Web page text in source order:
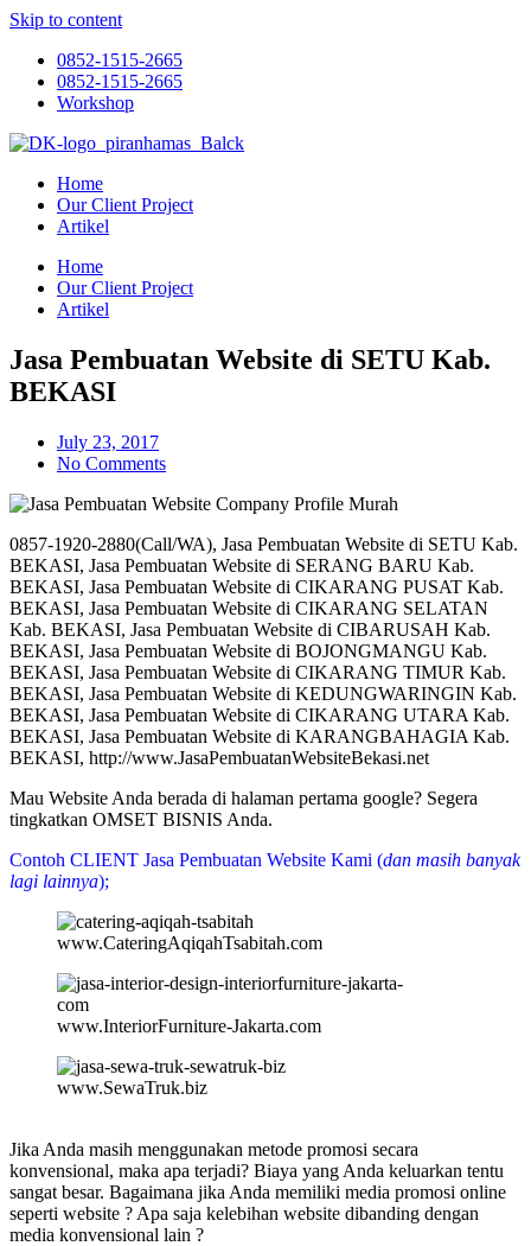
Skip to content
0852-1515-2665
0852-1515-2665
Workshop
Home
Our Client Project
Artikel
Home
Our Client Project
Artikel
Jasa Pembuatan Website di SETU Kab.
BEKASI
July 23, 2017
No Comments
0857-1920-2880(Call/WA), Jasa Pembuatan Website di SETU Kab.
BEKASI, Jasa Pembuatan Website di SERANG BARU Kab.
BEKASI, Jasa Pembuatan Website di CIKARANG PUSAT Kab.
BEKASI, Jasa Pembuatan Website di CIKARANG SELATAN
Kab. BEKASI, Jasa Pembuatan Website di CIBARUSAH Kab.
BEKASI, Jasa Pembuatan Website di BOJONGMANGU Kab.
BEKASI, Jasa Pembuatan Website di CIKARANG TIMUR Kab.
BEKASI, Jasa Pembuatan Website di KEDUNGWARINGIN Kab.
BEKASI, Jasa Pembuatan Website di CIKARANG UTARA Kab.
BEKASI, Jasa Pembuatan Website di KARANGBAHAGIA Kab.
BEKASI, http://www.JasaPembuatanWebsiteBekasi.net
Mau Website Anda berada di halaman pertama google? Segera
tingkatkan OMSET BISNIS Anda.
Contoh CLIENT Jasa Pembuatan Website Kami (dan masih banyak
lagi lainnya);
www.CateringAqiqahTsabitah.com
www.InteriorFurniture-Jakarta.com
www.SewaTruk.biz
Jika Anda masih menggunakan metode promosi secara
konvensional, maka apa terjadi? Biaya yang Anda keluarkan tentu
sangat besar. Bagaimana jika Anda memiliki media promosi online
seperti website ? Apa saja kelebihan website dibanding dengan
media konvensional lain ?